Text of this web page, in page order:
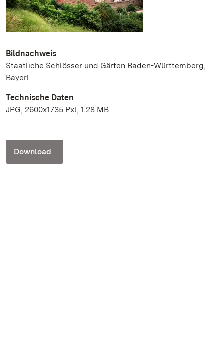
Bildnachweis
Staatliche Schlösser und Gärten Baden-Württemberg,
Bayerl
Technische Daten
JPG, 2600x1735 Pxl, 1.28 MB
Download